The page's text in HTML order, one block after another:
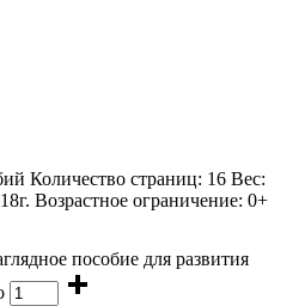
Количество страниц: 16 Вес:
Возрастное ограничение: 0+
пособие для развития